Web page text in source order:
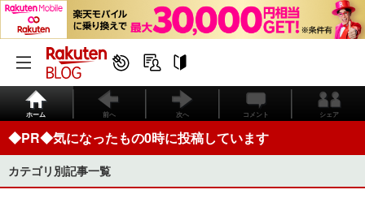
ホーム 前へ 次へ コメント シェア
◆PR◆気になったもの0時に投稿しています
カテゴリ別記事一覧